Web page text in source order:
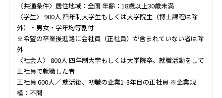
〈共通条件〉居住地域：全国 年齢：18歳以上30歳未満
〈学生〉 900人 四年制大学生もしくは大学院生（博士課程は除
外）・男女・学年均等割付
※希望の卒業後進路に会社員（正社員）が含まれていない者は除
外
〈社会人〉 800人 四年制大学もしくは大学院卒。就職活動をして
正社員で就職した者
正社員 600人／ 就活後、初職の企業1-3年目の正社員 ※企業規
模：不問